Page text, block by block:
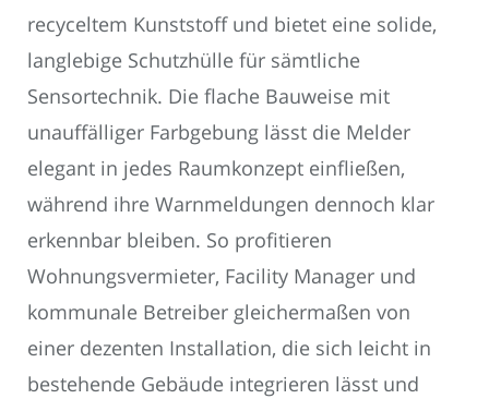
recyceltem Kunststoff und bietet eine solide,
langlebige Schutzhülle für sämtliche
Sensortechnik. Die flache Bauweise mit
unauffälliger Farbgebung lässt die Melder
elegant in jedes Raumkonzept einfließen,
während ihre Warnmeldungen dennoch klar
erkennbar bleiben. So profitieren
Wohnungsvermieter, Facility Manager und
kommunale Betreiber gleichermaßen von
einer dezenten Installation, die sich leicht in
bestehende Gebäude integrieren lässt und